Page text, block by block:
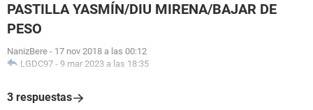
PASTILLA YASMÍN/DIU MIRENA/BAJAR DE
PESO
NanizBere - 17 nov 2018 a las 00:12
LGDC97 - 9 mar 2023 a las 18:35
3 respuestas